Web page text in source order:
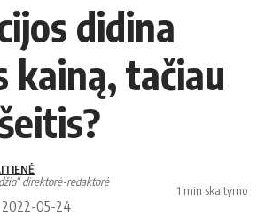
didina
kainą, tačiau
direktorė-redaktorė
2022-05-24
1 min skaitymo